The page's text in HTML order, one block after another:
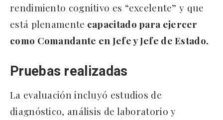
rendimiento cognitivo es “excelente” y que
está plenamente capacitado para ejercer
como Comandante en Jefe y Jefe de Estado.
Pruebas realizadas
La evaluación incluyó estudios de
diagnóstico, análisis de laboratorio y